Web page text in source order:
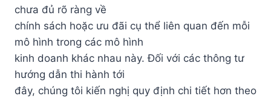
chưa đủ rõ ràng về
chính sách hoặc ưu đãi cụ thể liên quan đến mỗi
mô hình trong các mô hình
kinh doanh khác nhau này. Đối với các thông tư
hướng dẫn thi hành tới
đây, chúng tôi kiến nghị quy định chi tiết hơn theo